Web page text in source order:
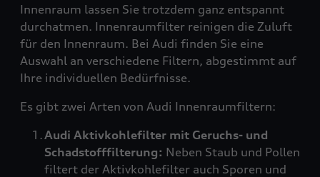
Innenraum lassen Sie trotzdem ganz entspannt
durchatmen. Innenraumfilter reinigen die Zuluft
für den Innenraum. Bei Audi finden Sie eine
Auswahl an verschiedene Filtern, abgestimmt auf
Ihre individuellen Bedürfnisse.
Es gibt zwei Arten von Audi Innenraumfiltern:
Audi Aktivkohlefilter mit Geruchs- und
Schadstofffilterung: Neben Staub und Pollen
filtert der Aktivkohlefilter auch Sporen und